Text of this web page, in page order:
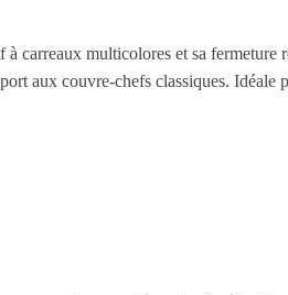
carreaux multicolores et sa
aux couvre-chefs classiques.